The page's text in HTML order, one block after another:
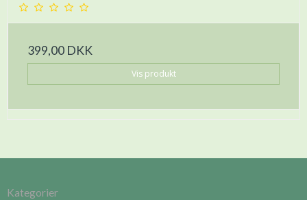
399,00 DKK
Vis produkt
Kategorier